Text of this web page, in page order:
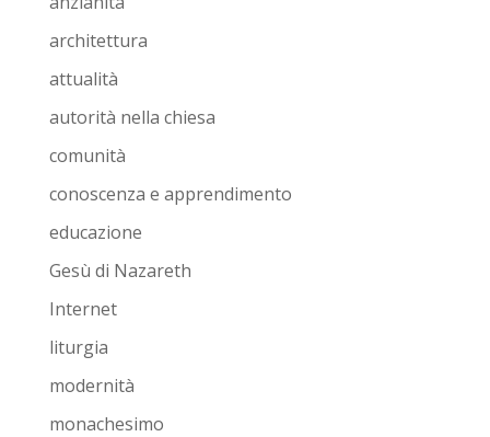
architettura
attualità
autorità nella chiesa
comunità
conoscenza e apprendimento
educazione
Gesù di Nazareth
Internet
liturgia
modernità
monachesimo